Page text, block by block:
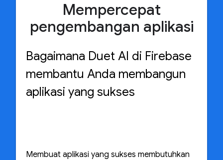
Mempercepat
pengembangan aplikasi
Bagaimana Duet AI di Firebase
membantu Anda membangun
aplikasi yang sukses
Membuat aplikasi yang sukses membutuhkan